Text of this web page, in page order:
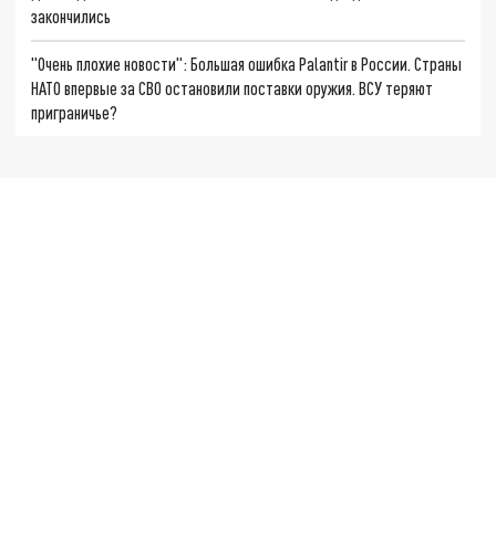
закончились
"Очень плохие новости": Большая ошибка Palantir в России. Страны
НАТО впервые за СВО остановили поставки оружия. ВСУ теряют
приграничье?